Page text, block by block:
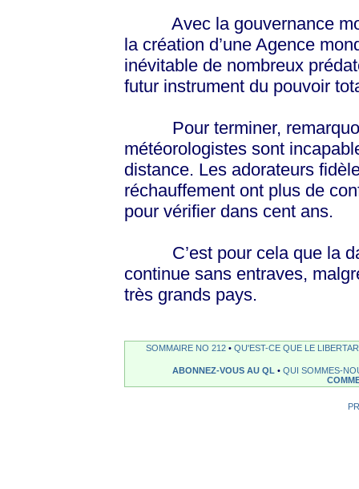
Avec la gouvernance
la création d’une Agence
inévitable de nombreux
futur instrument du pouvoir
Pour terminer,
météorologistes sont
distance. Les adorateurs
réchauffement ont plus de
pour vérifier dans cent ans.
C’est pour cela que la
continue sans entraves,
très grands pays.
SOMMAIRE NO 212• QU'EST-CE QUE LE
ABONNEZ-VOUS AU QL • QUI SOMMES-